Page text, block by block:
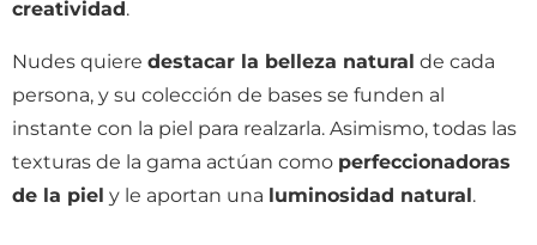
creatividad.
Nudes quiere destacar la belleza natural de cada
persona, y su colección de bases se funden al
instante con la piel para realzarla. Asimismo, todas las
texturas de la gama actúan como perfeccionadoras
de la piel y le aportan una luminosidad natural.